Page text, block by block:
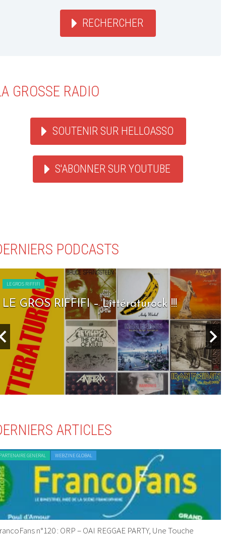
RECHERCHER
GROSSE RADIO
SOUTENIR SUR HELLOASSO
S'ABONNER SUR YOUTUBE
PODCASTS
LE GROS RIFFIFI
LE GROS RIFFIFI – Seven Days To Rock !!!
ARTICLES
GENERAL WEBZINE GLOBAL
n°120 : ORP – OAI REGGAE PARTY, Une Touche